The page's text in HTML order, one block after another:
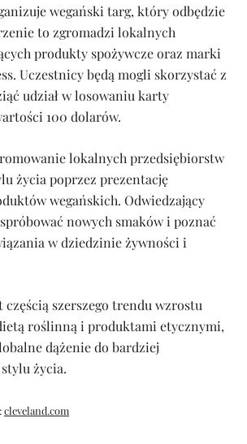
wegański targ, który odbędzie
to zgromadzi lokalnych
produkty spożywcze oraz marki
Uczestnicy będą mogli skorzystać z
udział w losowaniu karty
100 dolarów.
lokalnych przedsiębiorstw
życia poprzez prezentację
wegańskich. Odwiedzający
nowych smaków i poznać
w dziedzinie żywności i
częścią szerszego trendu wzrostu
roślinną i produktami etycznymi,
dążenie do bardziej
życia.
cleveland.com